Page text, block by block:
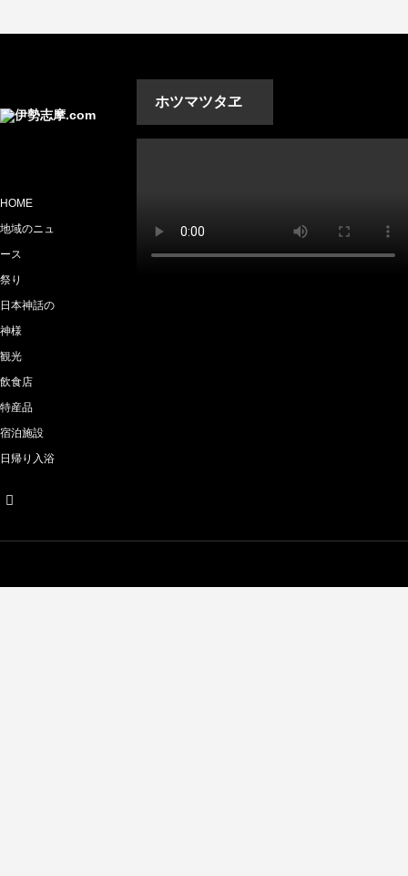
ホツマツタヱ
HOME
地域のニュ
ース
祭り
日本神話の
神様
観光
飲食店
特産品
宿泊施設
日帰り入浴